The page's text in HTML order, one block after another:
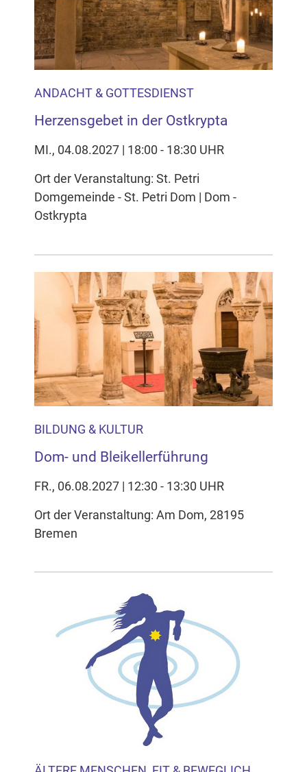
ANDACHT & GOTTESDIENST
Herzensgebet in der Ostkrypta
MI., 04.08.2027 | 18:00 - 18:30 UHR
Ort der Veranstaltung: St. Petri
Domgemeinde - St. Petri Dom | Dom -
Ostkrypta
BILDUNG & KULTUR
Dom- und Bleikellerführung
FR., 06.08.2027 | 12:30 - 13:30 UHR
Ort der Veranstaltung: Am Dom, 28195
Bremen